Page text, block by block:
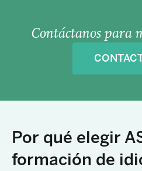
Contáctanos para
Por qué elegir
formación de